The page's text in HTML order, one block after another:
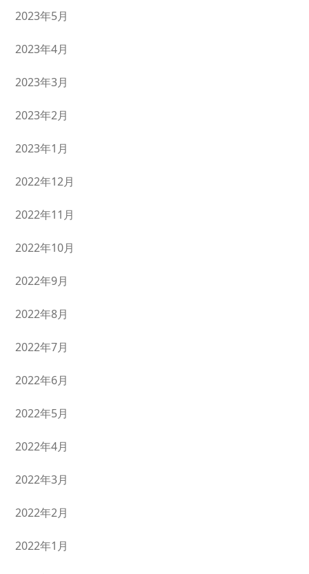
2023年5月
2023年4月
2023年3月
2023年2月
2023年1月
2022年12月
2022年11月
2022年10月
2022年9月
2022年8月
2022年7月
2022年6月
2022年5月
2022年4月
2022年3月
2022年2月
2022年1月